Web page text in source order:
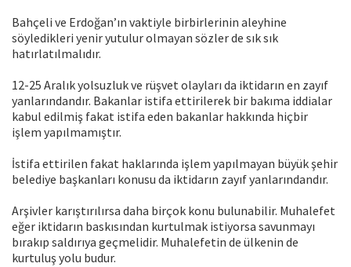
Bahçeli ve Erdoğan’ın vaktiyle birbirlerinin aleyhine
söyledikleri yenir yutulur olmayan sözler de sık sık
hatırlatılmalıdır.
12-25 Aralık yolsuzluk ve rüşvet olayları da iktidarın en zayıf
yanlarındandır. Bakanlar istifa ettirilerek bir bakıma iddialar
kabul edilmiş fakat istifa eden bakanlar hakkında hiçbir
işlem yapılmamıştır.
İstifa ettirilen fakat haklarında işlem yapılmayan büyük şehir
belediye başkanları konusu da iktidarın zayıf yanlarındandır.
Arşivler karıştırılırsa daha birçok konu bulunabilir. Muhalefet
eğer iktidarın baskısından kurtulmak istiyorsa savunmayı
bırakıp saldırıya geçmelidir. Muhalefetin de ülkenin de
kurtuluş yolu budur.